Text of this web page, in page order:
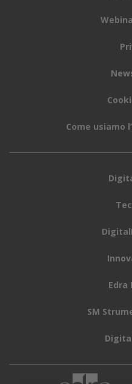
Come usiamo
Edra
SM